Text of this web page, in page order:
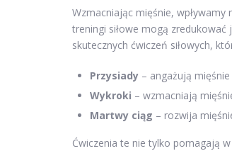
Wzmacniając mięśnie,
treningi siłowe mogą
skutecznych ćwiczeń siłowych,
Przysiady – angażują
Wykroki – wzmacniają
Martwy ciąg – rozwija
Ćwiczenia te nie tylko pomagają